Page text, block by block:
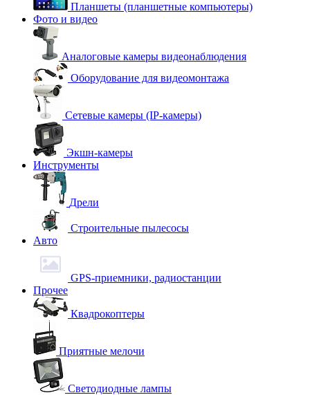
Планшеты (планшетные компьютеры)
Фото и видео
Аналоговые камеры видеонаблюдения
Оборудование для видеомонтажа
Сетевые камеры (IP-камеры)
Экшн-камеры
Инструменты
Дрели
Строительные пылесосы
Авто
GPS-приемники, радиостанции
Прочее
Квадрокоптеры
Приятные мелочи
Светодиодные лампы